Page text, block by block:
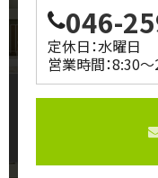
046-
定休日：水曜日
営業時間：8:30